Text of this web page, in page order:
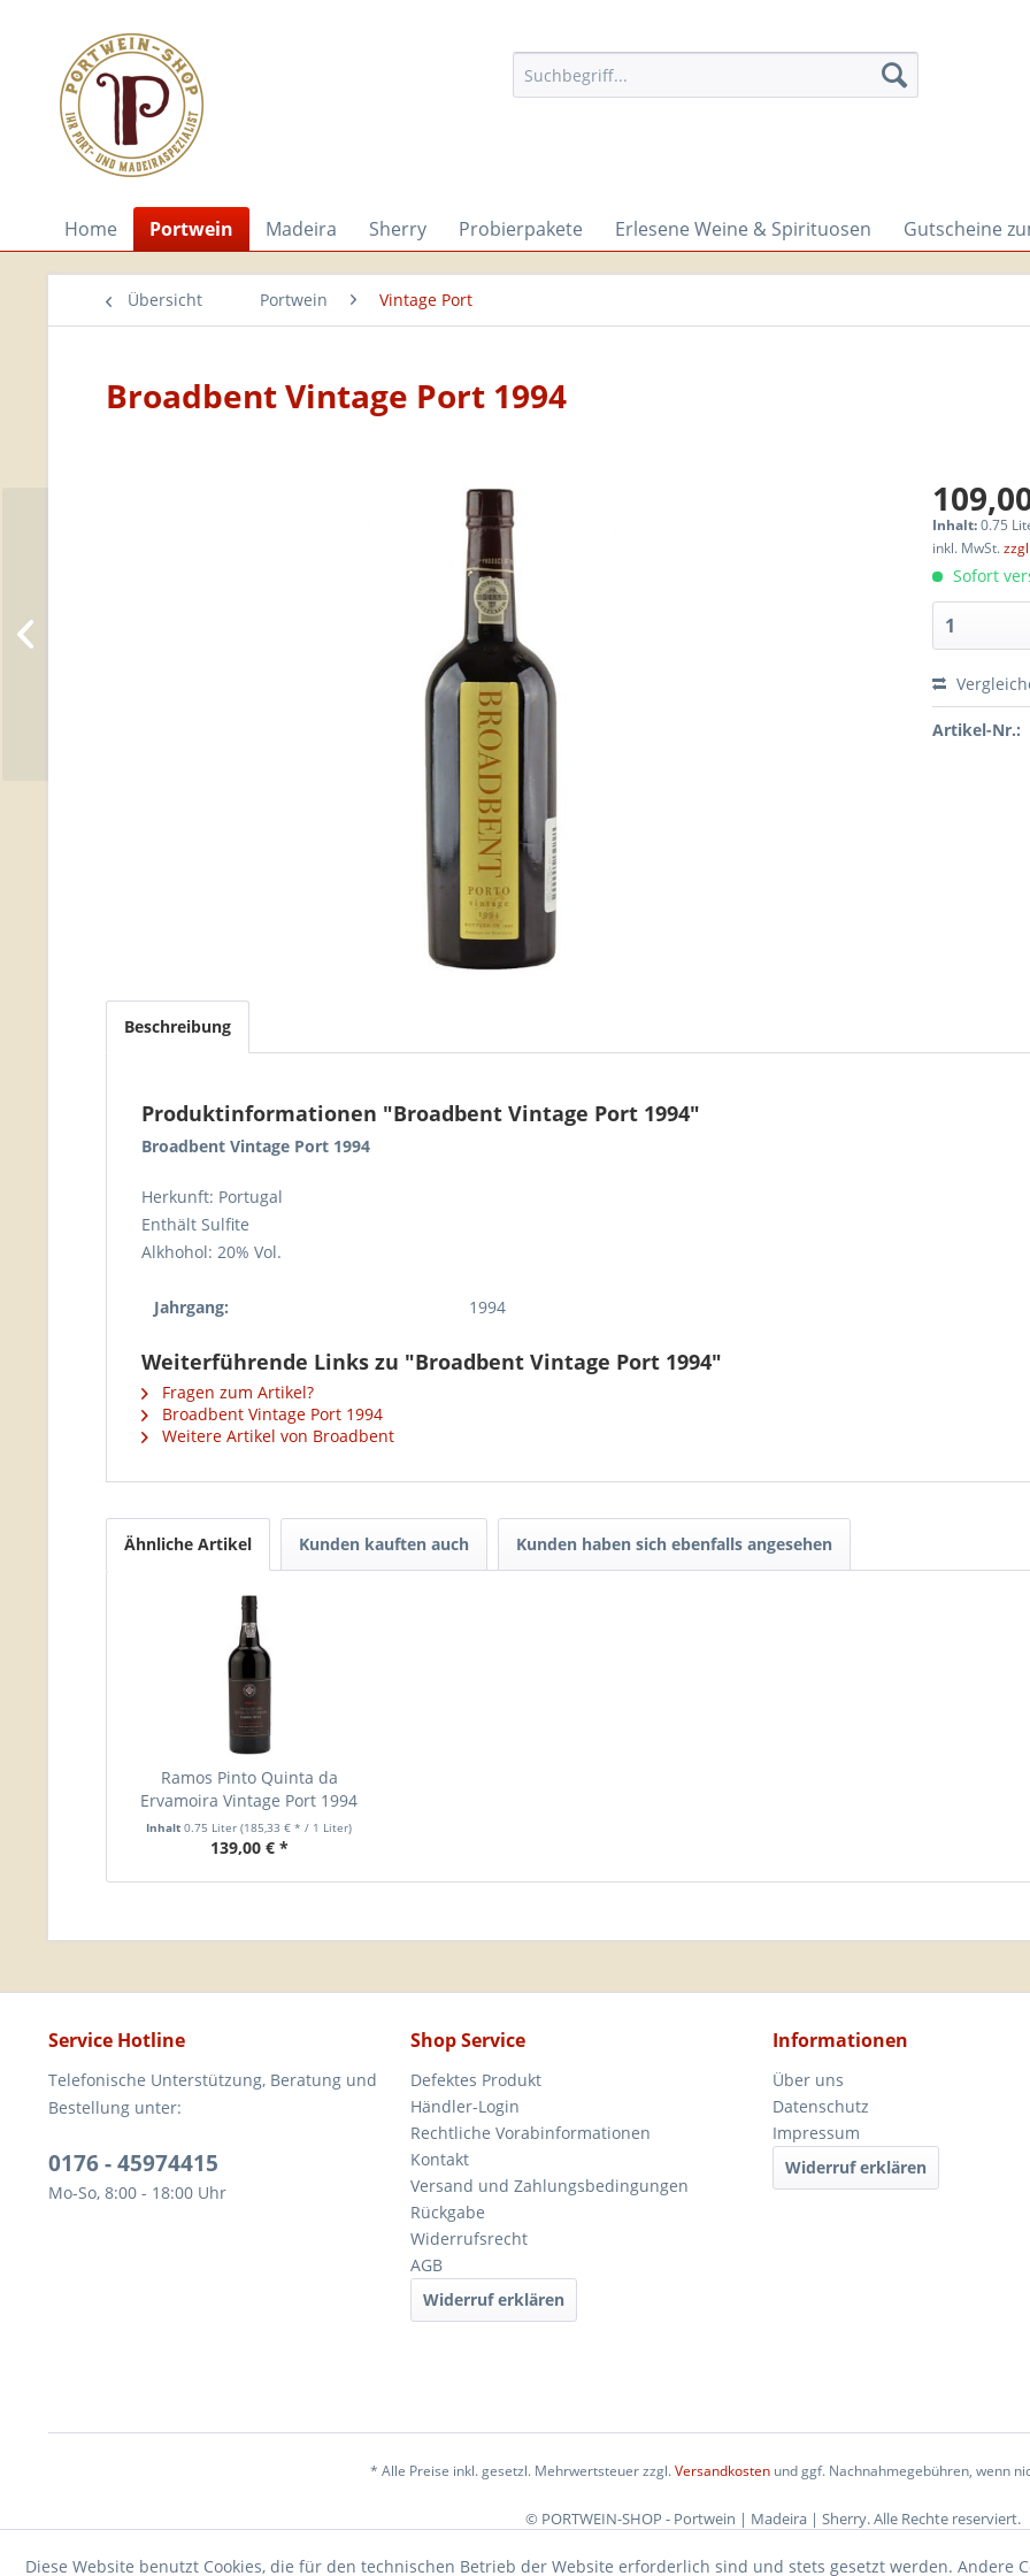
Home Portwein Madeira Sherry Probierpakete Erlesene Weine & Spirituosen Gutscheine
Übersicht Portwein Vintage Port
Broadbent Vintage Port 1994
Inhalt:0.75
inkl. MwSt.
Sofort
Artikel-Nr.:
Beschreibung
Produktinformationen "Broadbent Vintage Port 1994"
Broadbent Vintage Port 1994
Herkunft: Portugal
Enthält Sulfite
Alkhohol: 20% Vol.
Jahrgang: 1994
Weiterführende Links zu "Broadbent Vintage Port 1994"
Fragen zum Artikel?
Broadbent Vintage Port 1994
Weitere Artikel von Broadbent
Ähnliche Artikel Kunden kauften auch Kunden haben sich ebenfalls angesehen
Ramos Pinto Quinta da
Ervamoira Vintage Port 1994
Inhalt0.75 Liter(185,33 € * / 1 Liter)
139,00 € *
Service Hotline
Telefonische Unterstützung, Beratung und
Bestellung unter:
0176 - 45974415
Mo-So, 8:00 - 18:00 Uhr
Shop Service
Defektes Produkt
Händler-Login
Rechtliche Vorabinformationen
Kontakt
Versand und Zahlungsbedingungen
Rückgabe
Widerrufsrecht
AGB
Widerruf erklären
Informationen
Über uns
Datenschutz
Impressum
Widerruf erklären
* Alle Preise inkl. gesetzl. Mehrwertsteuer zzgl.Versandkostenund ggf. Nachnahmegebühren, wenn
© PORTWEIN-SHOP - Portwein | Madeira | Sherry. Alle Rechte reserviert.
Diese Website benutzt Cookies, die für den technischen Betrieb der Website erforderlich sind und stets gesetzt werden. Andere